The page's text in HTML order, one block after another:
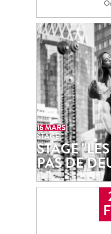
16 MARS
STAGE
STAGE
PAS DE
Ornano
Stage
STAGE "LES
Participez à un
découvrir ou
avec Matt Vauflart,